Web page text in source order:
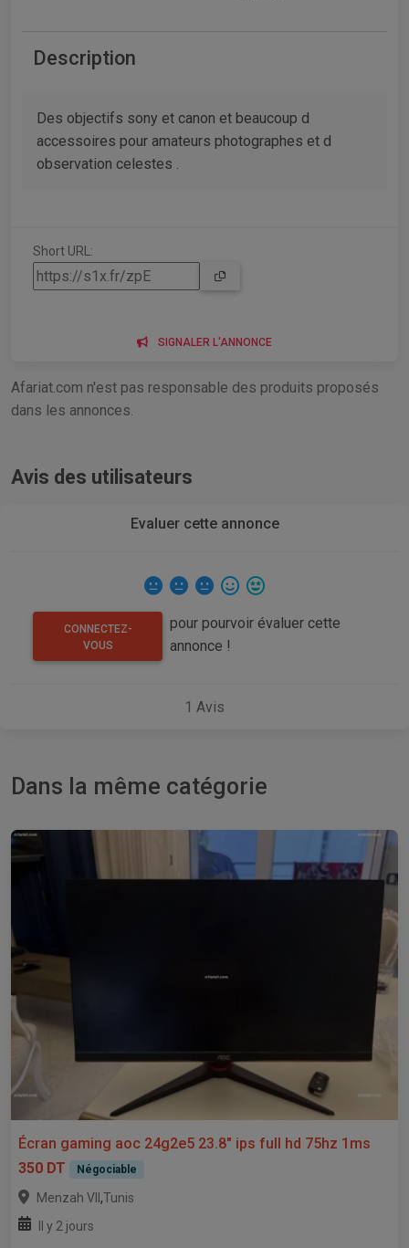
Description
Des objectifs sony et canon et beaucoup d
accessoires pour amateurs photographes et d
observation celestes .
Short URL:
SIGNALER L'ANNONCE
Afariat.com n'est pas responsable des produits proposés
dans les annonces.
Avis des utilisateurs
Evaluer cette annonce
CONNECTEZ-
VOUS
pour pourvoir évaluer cette
annonce !
1 Avis
Dans la même catégorie
Écran gaming aoc 24g2e5 23.8" ips full hd 75hz 1ms
350 DT
Négociable
Menzah VII ,Tunis
Il y 2 jours